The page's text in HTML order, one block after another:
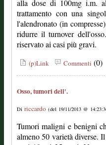
alla dose di 100mg i.m.
trattamento con una
l'alendronato (in
ridurre il turnover
riservato ai casi più gravi.
(p)Link Commenti (0)
Osso, tumori dell'.
Di riccardo (del 19/11/2013 @
Tumori maligni e benigni
almeno 50 varietà diverse.